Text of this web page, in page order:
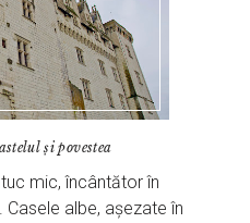
și povestea
mic, încântător în
albe, așezate în